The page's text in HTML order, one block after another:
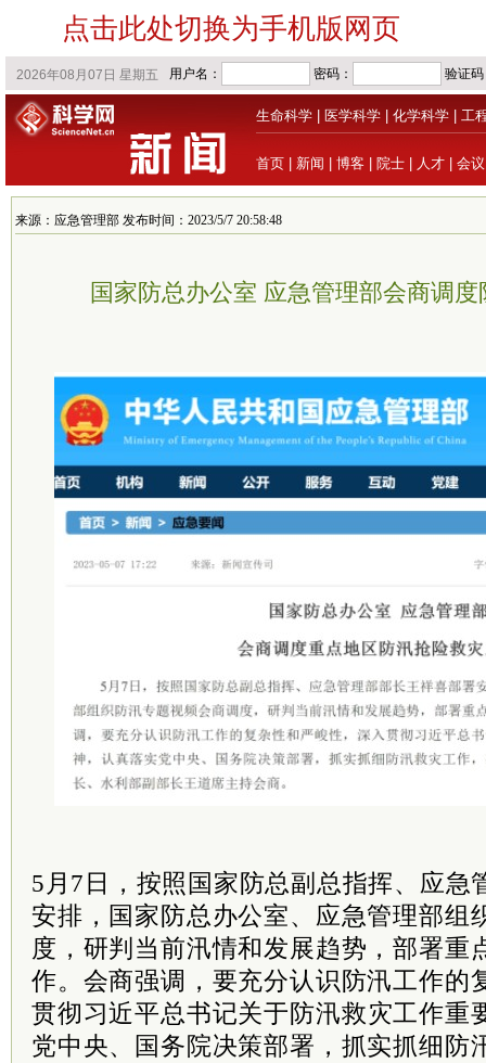
点击此处切换为手机版网页
生命科学 医学科学 化学科学 工
首页 新闻 博客 院士 人才 会议
来源：应急管理部 发布时间：2023/5/7 20:58:48
国家防总办公室 应急管理部会商调
5月7日，按照国家防总副总指挥、应急
安排，国家防总办公室、应急管理部组
度，研判当前汛情和发展趋势，部署重
作。会商强调，要充分认识防汛工作的
贯彻习近平总书记关于防汛救灾工作重
党中央、国务院决策部署，抓实抓细防